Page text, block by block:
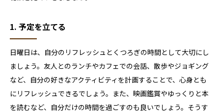
1. 予定を立てる
日曜日は、自分のリフレッシュとくつろぎの時間として大切にし
ましょう。友人とのランチやカフェでの会話、散歩やジョギング
など、自分の好きなアクティビティを計画することで、心身とも
にリフレッシュできるでしょう。また、映画鑑賞やゆっくりと本
を読むなど、自分だけの時間を過ごすのも良いでしょう。そうす